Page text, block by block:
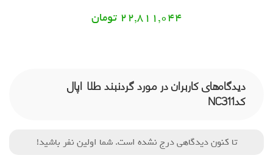
22,811,044 تومان
دیدگاه‌های کاربران در مورد گردنبند طلا اپال
کدNC311
تا کنون دیدگاهی درج نشده است. شما اولین نفر باشید!